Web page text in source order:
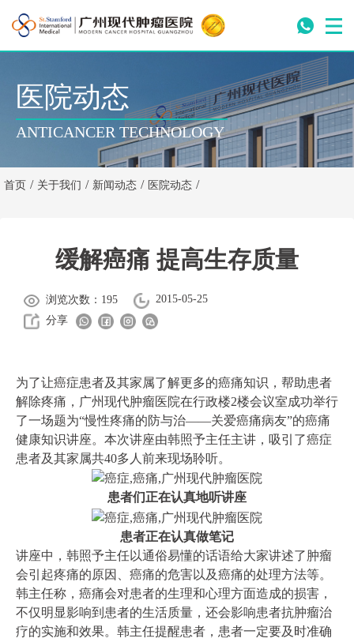
医院动态
ANTICANCER TECHNOLOGY
首页 / 关于我们 / 新闻动态 / 医院动态 /
缓解癌痛 提高生存质量
浏览次数：195
2015-05-25
分享
为了让癌症患者及其家属了解更多的癌痛知识，帮助患者
解除疼痛，广州现代肿瘤医院在行政楼2楼会议室成功举行
了一场题为“慢性疼痛的防与治——关爱癌痛病友”的癌痛
健康知识讲座。本次讲座由韩照予主任主讲，吸引了癌症
患者及其家属共40多人前来现场聆听。
患者们正在认真地听讲座
患者正在认真做笔记
讲座中，韩照予主任以通俗易懂的话语给大家讲述了肿瘤
会引起疼痛的原因、癌痛的危害以及癌痛的处理方法等。
韩主任称，癌痛会对患者的生理和心理方面造成的损害，
不仅明显影响到患者的生活质量，还会影响患者抗肿瘤治
疗的实施和效果。韩主任提醒患者，患者一定要及时准确